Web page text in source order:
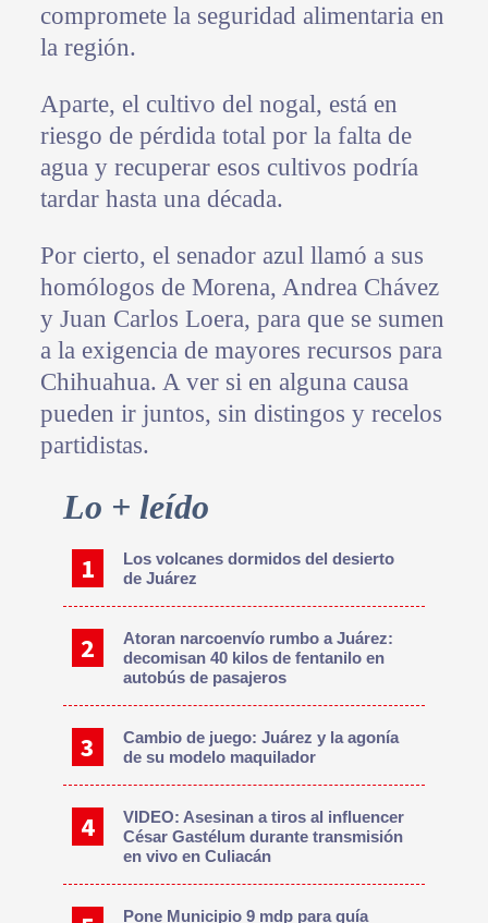
compromete la seguridad alimentaria en
la región.
Aparte, el cultivo del nogal, está en
riesgo de pérdida total por la falta de
agua y recuperar esos cultivos podría
tardar hasta una década.
Por cierto, el senador azul llamó a sus
homólogos de Morena, Andrea Chávez
y Juan Carlos Loera, para que se sumen
a la exigencia de mayores recursos para
Chihuahua. A ver si en alguna causa
pueden ir juntos, sin distingos y recelos
partidistas.
Primary
Lo + leído
Los volcanes dormidos del desierto
de Juárez
Atoran narcoenvío rumbo a Juárez:
decomisan 40 kilos de fentanilo en
autobús de pasajeros
Cambio de juego: Juárez y la agonía
de su modelo maquilador
VIDEO: Asesinan a tiros al influencer
César Gastélum durante transmisión
en vivo en Culiacán
Pone Municipio 9 mdp para guía